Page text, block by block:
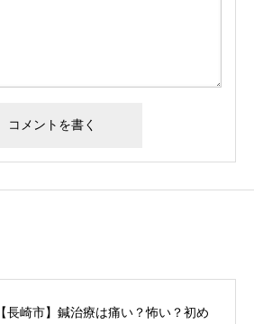
【長崎市】鍼治療は痛い？怖い？初め